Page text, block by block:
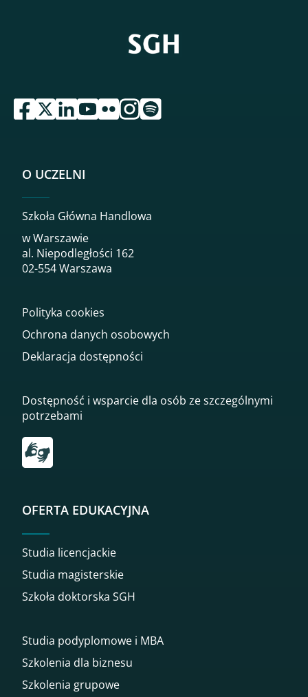
przejdź do serwisu facebook sgh
przejdź do serwisu twitter sgh
przejdź do serwisu linkedin sgh
przejdź do serwisu youtube sgh
przejdź do serwisu flickr sgh
przejdź do serwisu instagram sgh
przejdź do serwisu spotify sgh
O UCZELNI
Szkoła Główna Handlowa
w Warszawie
al. Niepodległości 162
02-554 Warszawa
Polityka cookies
Ochrona danych osobowych
Deklaracja dostępności
Dostępność i wsparcie dla osób ze szczególnymi
potrzebami
Przekierowanie do tłumacza on-line języka migowego
OFERTA EDUKACYJNA
Studia licencjackie
Studia magisterskie
Szkoła doktorska SGH
Studia podyplomowe i MBA
Szkolenia dla biznesu
Szkolenia grupowe